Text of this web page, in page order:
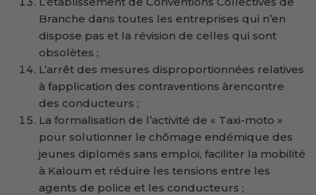
Branche dans toutes les entreprises qui n’en
dispose pas et la révision de celles qui sont
obsolètes ;
L’arrêt des mesures disproportionnées relatives
à fapplication des contraventions àrencontre
des conducteurs ;
La formalisation de l’activité de « Taxi-moto »
pour solutionner le chômage endémique des
jeunes diplomés sans emploi, faciliter la mobilité
à Kaloum et réduire les tensions entre les
agents de police et les conducteurs ;